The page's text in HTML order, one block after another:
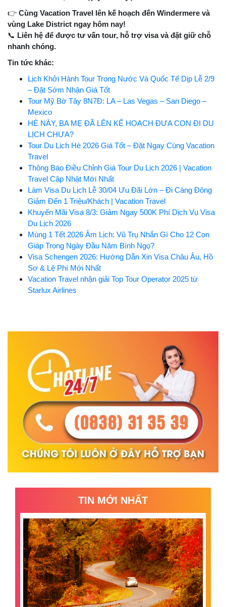
👉 Cùng Vacation Travel lên kế hoạch đến Windermere và
vùng Lake District ngay hôm nay!
📞 Liên hệ để được tư vấn tour, hỗ trợ visa và đặt giữ chỗ
nhanh chóng.
Tin tức khác:
Lịch Khởi Hành Tour Trong Nước Và Quốc Tế Dịp Lễ 2/9
– Đặt Sớm Nhận Giá Tốt
Tour Mỹ Bờ Tây 8N7Đ: LA – Las Vegas – San Diego –
Mexico
HÈ NÀY, BA MẸ ĐÃ LÊN KẾ HOẠCH ĐƯA CON ĐI DU
LỊCH CHƯA?
Tour Du Lịch Hè 2026 Giá Tốt – Đặt Ngay Cùng Vacation
Travel
Thông Báo Điều Chỉnh Giá Tour Du Lịch 2026 | Vacation
Travel Cập Nhật Mới Nhất
Làm Visa Du Lịch Lễ 30/04 Ưu Đãi Lớn – Đi Càng Đông
Giảm Đến 1 Triệu/Khách | Vacation Travel
Khuyến Mãi Visa 8/3: Giảm Ngay 500K Phí Dịch Vụ Visa
Du Lịch 2026
Mùng 1 Tết 2026 Âm Lịch: Vũ Trụ Nhắn Gì Cho 12 Con
Giáp Trong Ngày Đầu Năm Bính Ngọ?
Visa Schengen 2026: Hướng Dẫn Xin Visa Châu Âu, Hồ
Sơ & Lệ Phí Mới Nhất
Vacation Travel nhận giải Top Tour Operator 2025 từ
Starlux Airlines
TIN MỚI NHẤT